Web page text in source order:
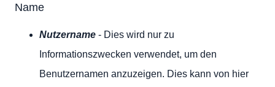
Name
Nutzername - Dies wird nur zu
Informationszwecken verwendet, um den
Benutzernamen anzuzeigen. Dies kann von hier